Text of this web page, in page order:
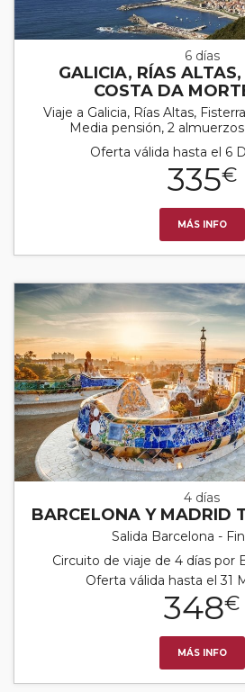
6 días
GALICIA, RÍAS
COSTA DA
Viaje a Galicia, Rías Altas,
Media pensión, 2
Oferta válida hasta el 6
335€
MÁS INFO
4 días
BARCELONA Y MADRID
Salida Barcelona -
Circuito de viaje de 4 días por
Oferta válida hasta el 31
348€
MÁS INFO